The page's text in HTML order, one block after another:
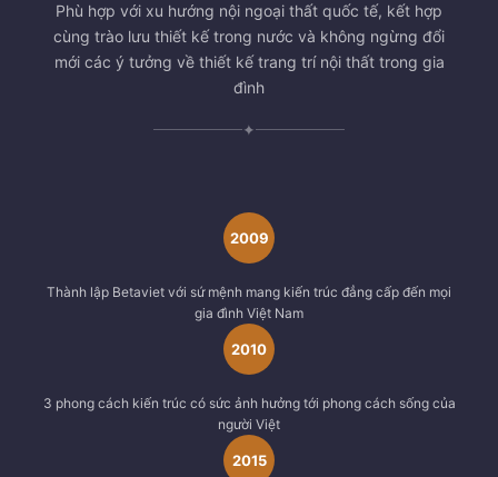
Phù hợp với xu hướng nội ngoại thất quốc tế, kết hợp
cùng trào lưu thiết kế trong nước và không ngừng đổi
mới các ý tưởng về thiết kế trang trí nội thất trong gia
đình
✦
2009
Thành lập Betaviet với sứ mệnh mang kiến trúc đẳng cấp đến mọi
gia đình Việt Nam
2010
3 phong cách kiến trúc có sức ảnh hưởng tới phong cách sống của
người Việt
2015